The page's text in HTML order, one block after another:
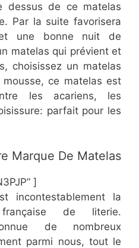
dessus de ce matelas
Par la suite favorisera
une bonne nuit de
matelas qui prévient et
choisissez un matelas
ce matelas est
les acariens, les
parfait pour les
Marque De Matelas
]
incontestablement la
de literie.
de nombreux
parmi nous, tout le